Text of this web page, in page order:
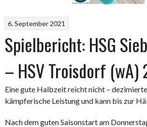
6. September 2021
Spielbericht: HSG
– HSV Troisdorf (wA)
Eine gute Halbzeit reicht nicht –
kämpferische Leistung und kann bis zur
Nach dem guten Saisonstart am